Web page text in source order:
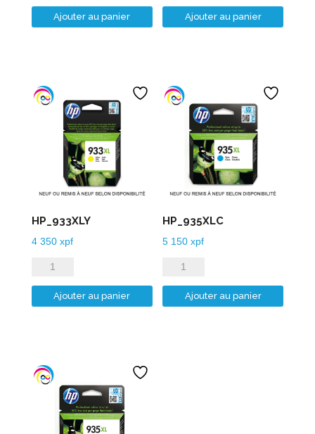
de
HP_934XLB
Ajouter au panier
de
HP_933XLM
Ajouter au panier
HP_933XLY
4 350 xpf
quantité
de
HP_933XLY
Ajouter au panier
HP_935XLC
5 150xpf
quantité
de
HP_935XLC
Ajouter au panier